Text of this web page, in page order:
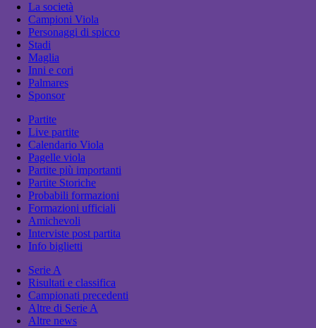
La società
Campioni Viola
Personaggi di spicco
Stadi
Maglia
Inni e cori
Palmares
Sponsor
Partite
Live partite
Calendario Viola
Pagelle viola
Partite più importanti
Partite Storiche
Probabili formazioni
Formazioni ufficiali
Amichevoli
Interviste post partita
Info biglietti
Serie A
Risultati e classifica
Campionati precedenti
Altre di Serie A
Altre news